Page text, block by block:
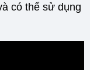
có thể sử dụng